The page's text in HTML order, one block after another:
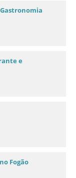
e
Fogão